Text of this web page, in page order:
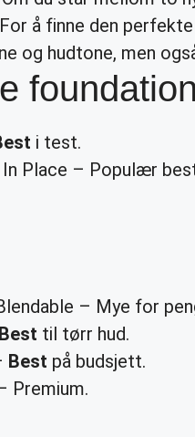
å finne den perfekte
og hudtone, men
i test.
Place – Populær
– Mye for
Best til tørr hud.
Best på budsjett.
Premium.